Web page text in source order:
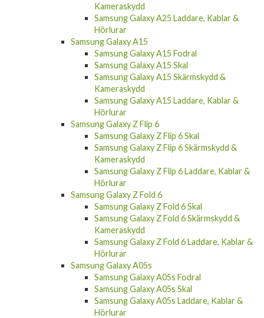
Kameraskydd
Samsung Galaxy A25 Laddare, Kablar &
Hörlurar
Samsung Galaxy A15
Samsung Galaxy A15 Fodral
Samsung Galaxy A15 Skal
Samsung Galaxy A15 Skärmskydd &
Kameraskydd
Samsung Galaxy A15 Laddare, Kablar &
Hörlurar
Samsung Galaxy Z Flip 6
Samsung Galaxy Z Flip 6 Skal
Samsung Galaxy Z Flip 6 Skärmskydd &
Kameraskydd
Samsung Galaxy Z Flip 6 Laddare, Kablar &
Hörlurar
Samsung Galaxy Z Fold 6
Samsung Galaxy Z Fold 6 Skal
Samsung Galaxy Z Fold 6 Skärmskydd &
Kameraskydd
Samsung Galaxy Z Fold 6 Laddare, Kablar &
Hörlurar
Samsung Galaxy A05s
Samsung Galaxy A05s Fodral
Samsung Galaxy A05s Skal
Samsung Galaxy A05s Laddare, Kablar &
Hörlurar